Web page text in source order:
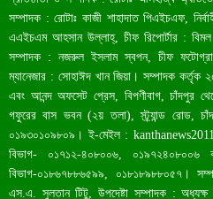
চাঁদপুরে একদিনে ১৪ জনের করোনা শনাক্ত
সম্পাদক : রোটাঃ কাজী শাহাদাত পিএইচএফ,
এএইচএম আহসান উল্লাহ্, চীফ রিপোর্টার : বিমল
সম্পাদক : নজরুল ইসলাম স্বপন, চীফ
ম্যানেজার : সোহাঈদ খান জিয়া। সম্পাদক
এবং আনন্দ অফসেট প্রেস, বিপণীবাগ, চাঁদপুর
গফুরের বাস ভবন (২য় তলা), স্ট্র্যান্ড রোড,
০১৯৩০১০৯৮০৯। ই-মেইল :
বিভাগ- ০১৭১২-৪০৮০০৬, ০১৯৭২৪০৮০০৬
বিভাগ-০১৮৬৭৮৮৬৫৯৯, ০১৮১৮৯৮৮০৫৭।
এস.এ. সুলতান টিটু, উপদেষ্টা সম্পাদক : অধ্যক্ষ